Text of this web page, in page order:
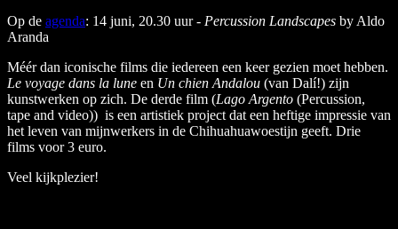
Op de agenda: 14 juni, 20.30 uur - Percussion Landscapes by Aldo
Aranda
Méér dan iconische films die iedereen een keer gezien moet hebben.
Le voyage dans la lune en Un chien Andalou (van Dalí!) zijn
kunstwerken op zich. De derde film (Lago Argento (Percussion,
tape and video)) is een artistiek project dat een heftige impressie van
het leven van mijnwerkers in de Chihuahuawoestijn geeft. Drie
films voor 3 euro.
Veel kijkplezier!